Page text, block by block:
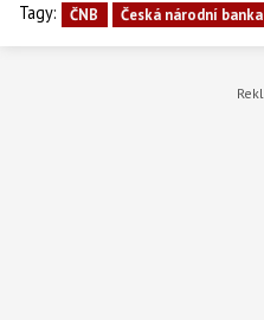
Tagy: ČNB Česká národní banka